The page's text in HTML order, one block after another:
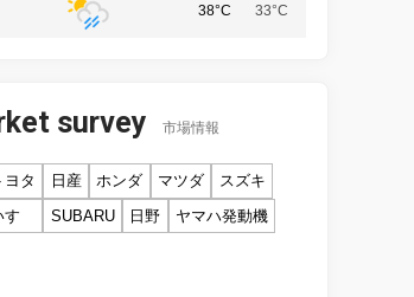
38°C 33°C
survey 市場情報
ヨタ 日産 ホンダ マツダ
スズキ
ゞ SUBARU 日野 ヤマハ発動機